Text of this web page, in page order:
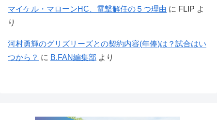
マイケル・マローンHC、電撃解任の５つ理由 に FLIP よ
り
河村勇輝のグリズリーズとの契約内容(年俸)は？試合はい
つから？ に B.FAN編集部 より